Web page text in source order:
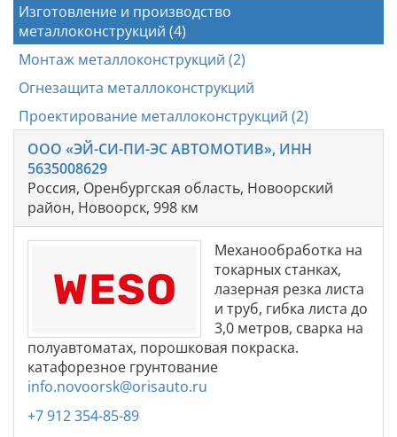
Изготовление и производство
металлоконструкций (4)
Монтаж металлоконструкций (2)
Огнезащита металлоконструкций
Проектирование металлоконструкций (2)
ООО «ЭЙ-СИ-ПИ-ЭС АВТОМОТИВ», ИНН
5635008629
Россия, Оренбургская область, Новоорский
район, Новоорск, 998 км
Механообработка на
токарных станках,
лазерная резка листа
и труб, гибка листа до
3,0 метров, сварка на
полуавтоматах, порошковая покраска.
катафорезное грунтование
info.novoorsk@orisauto.ru
+7 912 354-85-89